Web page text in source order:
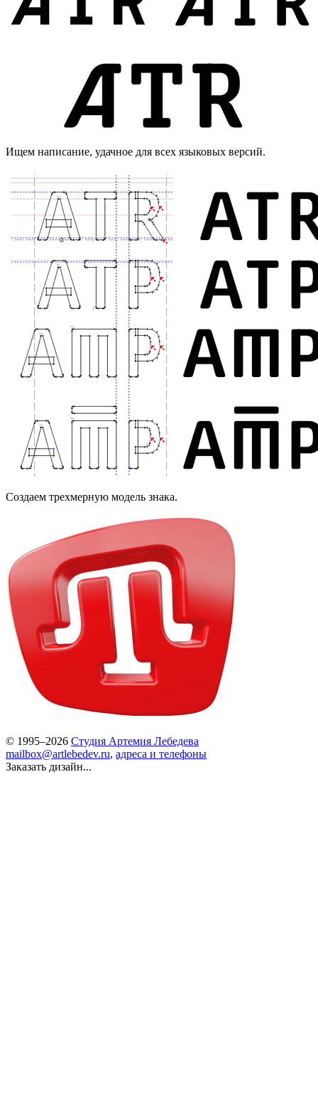
Ищем написание, удачное для всех языковых версий.
Создаем трехмерную модель знака.
© 1995–2026 Студия Артемия Лебедева
mailbox@artlebedev.ru, адреса и телефоны
Заказать дизайн...